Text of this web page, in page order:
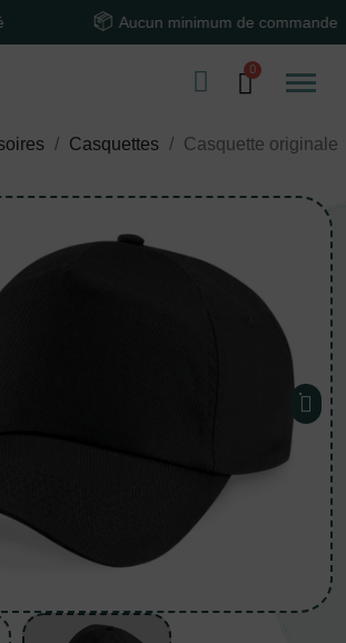
Aucun minimum de commande
Casquettes
Casquette originale